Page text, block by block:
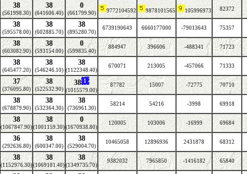
38
(561998.30)
38
(641606.40)
0
(661799.90) 9772104592 9878101565 105996973 82372
38
(595578.00)
38
(602885.70)
38
(895280.70)
6739190643 6660177000 -79013643 75357
38
(603082.90)
38
(593154.00)
0
(599835.40)
884947 396606 -488341 71723
38
(645477.20)
38
(546246.10)
38
(1122348.40)
670071 213005 -457066 71333
37
(376095.80)
38
(522532.90)
38
(1015579.00)
87782 15007 -72775 70710
38
(678879.90)
38
(532364.30)
38
(736961.30)
58214 54216 -3998 69918
38
(1067847.90)
38
(1001159.30)
0
(1670938.80)
120005 103006 -16999 69684
36
(292636.80)
38
(600347.00)
38
(529004.70)
10465058 12896936 2431878 68312
38
(1152976.30)
38
(1069101.40)
38
(1349735.70)
9382032 7965850 -1416182 65840